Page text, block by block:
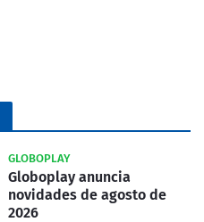
GLOBOPLAY
Globoplay anuncia
novidades de agosto de
2026